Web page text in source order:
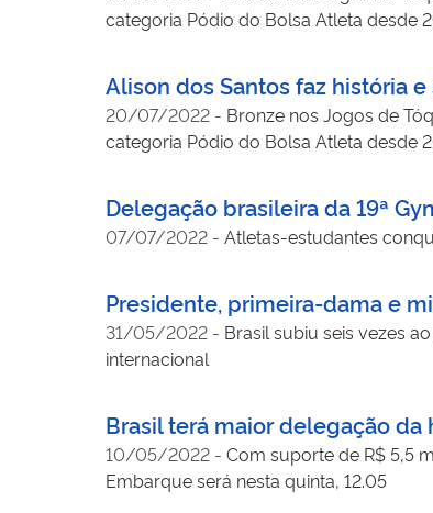
categoria Pódio do Bolsa Atleta desde
Alison dos Santos faz história
20/07/2022 - Bronze nos Jogos de
categoria Pódio do Bolsa Atleta desde
Delegação brasileira da 19ª
07/07/2022 - Atletas-estudantes
Presidente, primeira-dama e
31/05/2022 - Brasil subiu seis vezes
internacional
Brasil terá maior delegação da
10/05/2022 - Com suporte de R$ 5,5
Embarque será nesta quinta, 12.05